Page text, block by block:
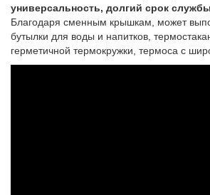
универсальность, долгий срок
Благодаря сменным крышкам, может
бутылки для воды и напитков,
герметичной термокружки, термоса с